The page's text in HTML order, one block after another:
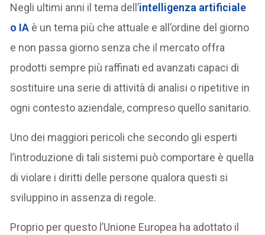
Negli ultimi anni il tema dell’intelligenza artificiale
o IA è un tema più che attuale e all’ordine del giorno
e non passa giorno senza che il mercato offra
prodotti sempre più raffinati ed avanzati capaci di
sostituire una serie di attività di analisi o ripetitive in
ogni contesto aziendale, compreso quello sanitario.
Uno dei maggiori pericoli che secondo gli esperti
l’introduzione di tali sistemi può comportare è quella
di violare i diritti delle persone qualora questi si
sviluppino in assenza di regole.
Proprio per questo l’Unione Europea ha adottato il